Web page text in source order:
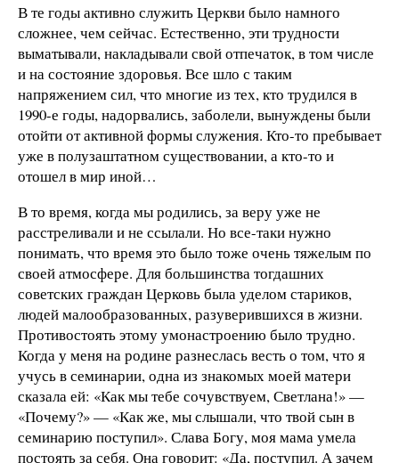
В те годы активно служить Церкви было намного
сложнее, чем сейчас. Естественно, эти трудности
выматывали, накладывали свой отпечаток, в том числе
и на состояние здоровья. Все шло с таким
напряжением сил, что многие из тех, кто трудился в
1990‑е годы, надорвались, заболели, вынуждены были
отойти от активной формы служения. Кто-то пребывает
уже в полузаштатном существовании, а кто-то и
отошел в мир иной…
В то время, когда мы родились, за веру уже не
расстреливали и не ссылали. Но все-таки нужно
понимать, что время это было тоже очень тяжелым по
своей атмосфере. Для большинства тогдашних
советских граждан Церковь была уделом стариков,
людей малообразованных, разуверившихся в жизни.
Противостоять этому умонастроению было трудно.
Когда у меня на родине разнеслась весть о том, что я
учусь в семинарии, одна из знакомых моей матери
сказала ей: «Как мы тебе сочувствуем, Светлана!» —
«Почему?» — «Как же, мы слышали, что твой сын в
семинарию поступил». Слава Богу, моя мама умела
постоять за себя. Она говорит: «Да, поступил. А зачем